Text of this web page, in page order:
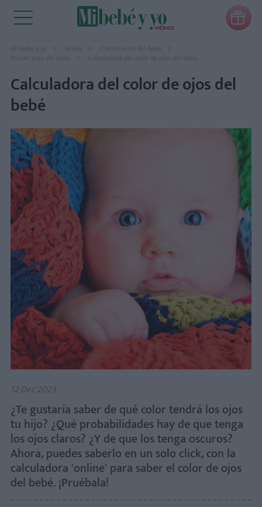

Mi bebé y yo Bebés
Crecimiento del bebé
Primer mes del bebé
Calculadora del color de ojos del
bebé
12 Dec 2023
¿Te gustaría saber de qué color tendrá los ojos
tu hijo? ¿Qué probabilidades hay de que tenga
los ojos claros? ¿Y de que los tenga oscuros?
Ahora, puedes saberlo en un solo click, con la
calculadora 'online' para saber el color de ojos
del bebé. ¡Pruébala!